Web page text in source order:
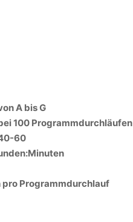
A bis G
100 Programmdurchläufen
60
Programmdurchlauf